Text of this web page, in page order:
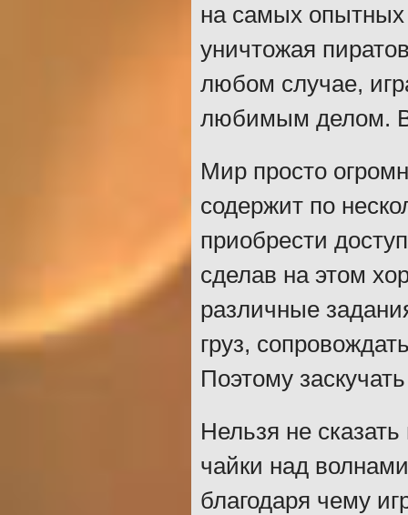
на самых опытных
уничтожая
любом случае,
любимым делом.
Мир просто
содержит по
приобрести
сделав на этом
различные
груз,
Поэтому
Нельзя не
чайки над
благодаря чему